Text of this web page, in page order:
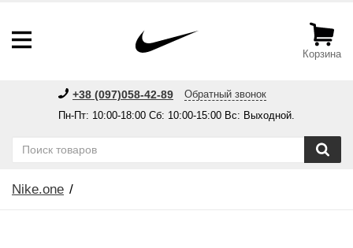
Корзина
+38 (097)058-42-89
Обратный звонок
Пн-Пт: 10:00-18:00 Сб: 10:00-15:00 Вс: Выходной.
Nike.one